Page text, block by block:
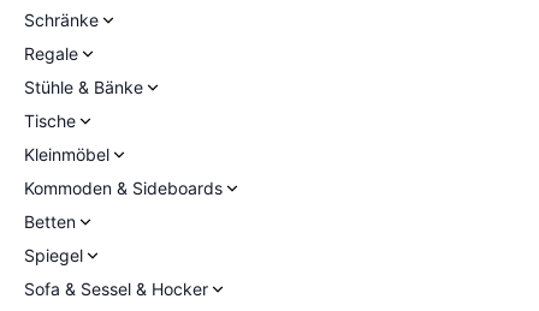
Schränke
Regale
Stühle & Bänke
Tische
Kleinmöbel
Kommoden & Sideboards
Betten
Spiegel
Sofa & Sessel & Hocker